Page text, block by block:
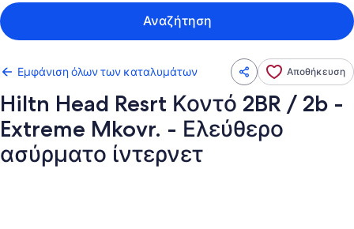
Αναζήτηση
Εμφάνιση όλων των καταλυμάτων Αποθήκευση
Hiltn Head Resrt Κοντό 2BR / 2b -
Extreme Mkovr. - Ελεύθερο
ασύρματο ίντερνετ